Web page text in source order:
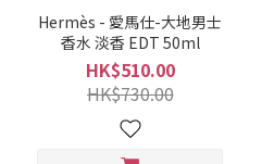
Hermès - 愛馬仕-大地男士
香水 淡香 EDT 50ml
HK$510.00
HK$730.00